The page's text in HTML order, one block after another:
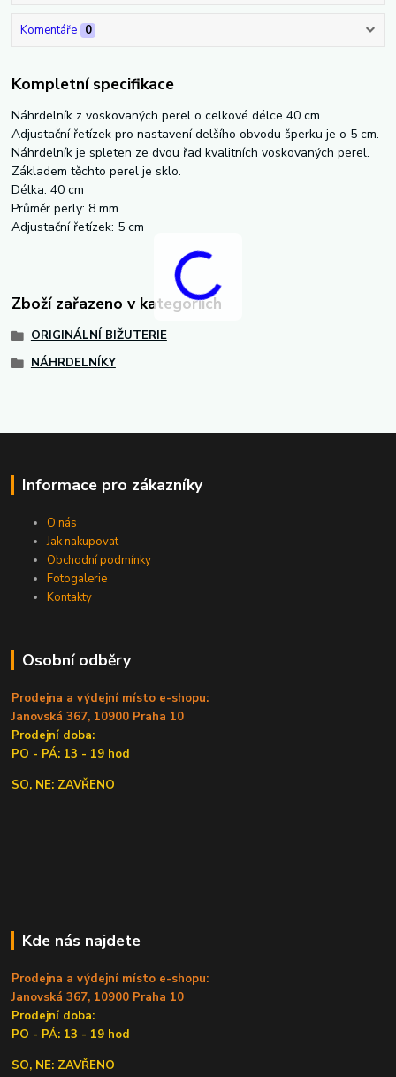
Komentáře 0
Kompletní specifikace
Náhrdelník z voskovaných perel o celkové délce 40 cm.
Adjustační řetízek pro nastavení delšího obvodu šperku je o 5 cm.
Náhrdelník je spleten ze dvou řad kvalitních voskovaných perel.
Základem těchto perel je sklo.
Délka: 40 cm
Průměr perly: 8 mm
Adjustační řetízek: 5 cm
Zboží zařazeno v kategoriích
ORIGINÁLNÍ BIŽUTERIE
NÁHRDELNÍKY
Informace pro zákazníky
O nás
Jak nakupovat
Obchodní podmínky
Fotogalerie
Kontakty
Osobní odběry
Prodejna a výdejní místo e-shopu:
Janovská 367, 10900 Praha 10
Prodejní doba:
PO - PÁ: 13 - 19 hod
SO, NE: ZAVŘENO
Kde nás najdete
Prodejna a výdejní místo e-shopu:
Janovská 367, 10900 Praha 10
Prodejní doba:
PO - PÁ: 13 - 19 hod
SO, NE: ZAVŘENO